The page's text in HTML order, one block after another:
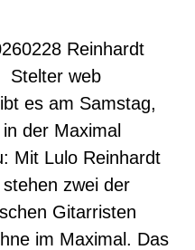
es am Samstag,
der Maximal
Mit Lulo Reinhardt
zwei der
Gitarristen
im Maximal. Das